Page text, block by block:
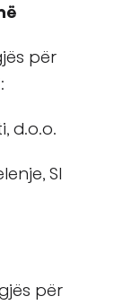
për
d.o.o.
SI
për